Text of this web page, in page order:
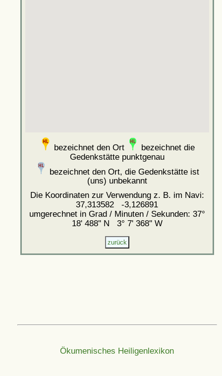
bezeichnet den Ort
bezeichnet die
Gedenkstätte punktgenau
bezeichnet den Ort, die Gedenkstätte ist
(uns) unbekannt
Die Koordinaten zur Verwendung z. B. im Navi:
37,313582 -3,126891
umgerechnet in Grad / Minuten / Sekunden: 37°
18' 488'' N 3° 7' 368'' W
Ökumenisches Heiligenlexikon